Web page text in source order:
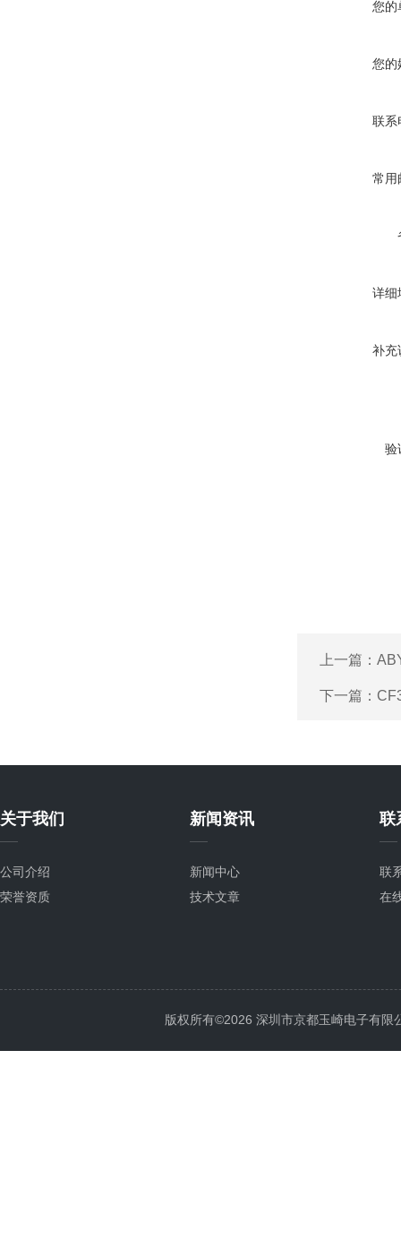
您的
您的
联系
常用
详细
补充
验
上一篇：
下一篇：
关于我们
公司介绍
荣誉资质
新闻资讯
新闻中心
技术文章
联
联
在
版权所有©2026 深圳市京都玉崎电子有